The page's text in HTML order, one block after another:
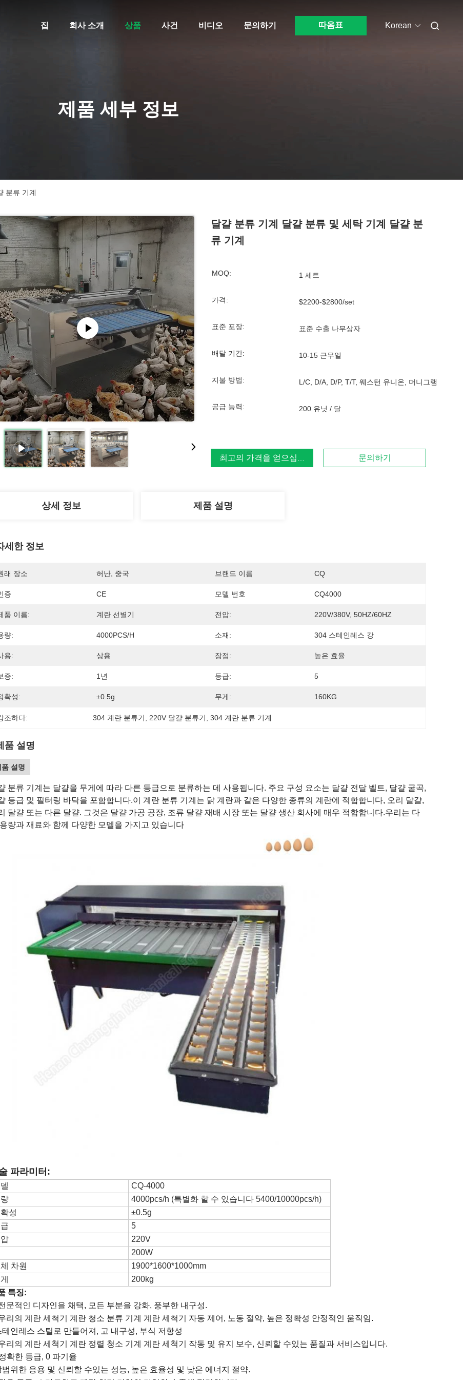
집 회사 소개 상품 사건 비디오 문의하기 따옴표 Korean
제품 세부 정보
분류 기계
달걀 분류 기계 달걀 분류 및 세탁 기계 달걀 분
류 기계
MOQ: 1 세트
가격: $2200-$2800/set
표준 포장: 표준 수출 나무상자
배달 기간: 10-15 근무일
지불 방법: L/C, D/A, D/P, T/T, 웨스턴 유니온, 머니그램
공급 능력: 200 유닛 / 달
최고의 가격을 얻으십시오 문의하기
상세 정보 제품 설명
세한 정보
래 장소 허난, 중국 브랜드 이름 CQ
증 CE 모델 번호 CQ4000
품 이름: 계란 선별기 전압: 220V/380V, 50HZ/60HZ
량: 4000PCS/H 소재: 304 스테인레스 강
용: 상용 장점: 높은 효율
증: 1년 등급: 5
확성: ±0.5g 무게: 160KG
조하다: 304 계란 분류기 220V 달걀 분류기 , 304 계란 분류 기계
품 설명
품 설명
분류 기계는 달걀을 무게에 따라 다른 등급으로 분류하는 데 사용됩니다. 주요 구성 요소는 달걀 전달 벨트, 달걀 굴곡,
등급 및 필터링 바닥을 포함합니다.이 계란 분류 기계는 닭 계란과 같은 다양한 종류의 계란에 적합합니다, 오리 달걀,
달걀 또는 다른 달걀. 그것은 달걀 가공 공장, 조류 달걀 재배 시장 또는 달걀 생산 회사에 매우 적합합니다.우리는 다
량과 재료와 함께 다양한 모델을 가지고 있습니다
파라미터:
CQ-4000
4000pcs/h (특별화 할 수 있습니다 5400/10000pcs/h)
성
±0.5g
5
220V
200W
차원
1900*1600*1000mm
200kg
특징:
문적인 디자인을 채택, 모든 부분을 강화, 풍부한 내구성.
리의 계란 세척기 계란 청소 분류 기계 계란 세척기 자동 제어, 노동 절약, 높은 정확성 안정적인 움직임.
테인레스 스틸로 만들어져, 고 내구성, 부식 저항성
리의 계란 세척기 계란 정렬 청소 기계 계란 세척기 작동 및 유지 보수, 신뢰할 수있는 품질과 서비스입니다.
확한 등급, 0 파기율
범위한 응용 및 신뢰할 수있는 성능, 높은 효율성 및 낮은 에너지 절약.